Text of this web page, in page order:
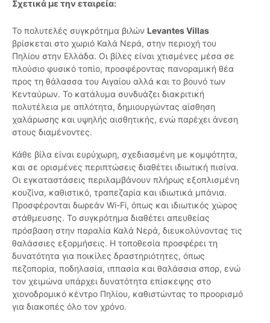
Σχετικά με την εταιρεία:
Το πολυτελές συγκρότημα βιλών Levantes Villas
βρίσκεται στο χωριό Καλά Νερά, στην περιοχή του
Πηλίου στην Ελλάδα. Οι βίλες είναι χτισμένες μέσα σε
πλούσιο φυσικό τοπίο, προσφέροντας πανοραμική θέα
προς τη θάλασσα του Αιγαίου αλλά και το βουνό των
Κενταύρων. Το κατάλυμα συνδυάζει διακριτική
πολυτέλεια με απλότητα, δημιουργώντας αίσθηση
χαλάρωσης και υψηλής αισθητικής, ενώ παρέχει άνεση
στους διαμένοντες.
Κάθε βίλα είναι ευρύχωρη, σχεδιασμένη με κομψότητα,
και σε ορισμένες περιπτώσεις διαθέτει ιδιωτική πισίνα.
Οι εγκαταστάσεις περιλαμβάνουν πλήρως εξοπλισμένη
κουζίνα, καθιστικό, τραπεζαρία και ιδιωτικά μπάνια.
Προσφέρονται δωρεάν Wi-Fi, όπως και ιδιωτικός χώρος
στάθμευσης. Το συγκρότημα διαθέτει απευθείας
πρόσβαση στην παραλία Καλά Νερά, διευκολύνοντας τις
θαλάσσιες εξορμήσεις. Η τοποθεσία προσφέρει τη
δυνατότητα για ποικίλες δραστηριότητες, όπως
πεζοπορία, ποδηλασία, ιππασία και θαλάσσια σπορ, ενώ
τον χειμώνα υπάρχει δυνατότητα επίσκεψης στο
χιονοδρομικό κέντρο Πηλίου, καθιστώντας το προορισμό
για διακοπές όλο τον χρόνο.